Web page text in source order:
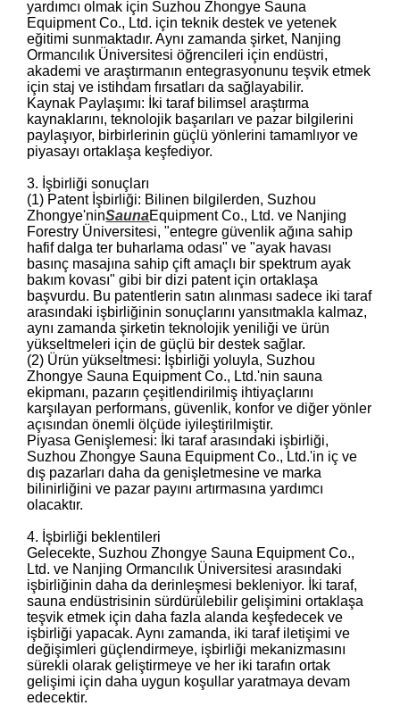
yardımcı olmak için Suzhou Zhongye Sauna
Equipment Co., Ltd. için teknik destek ve yetenek
eğitimi sunmaktadır. Aynı zamanda şirket, Nanjing
Ormancılık Üniversitesi öğrencileri için endüstri,
akademi ve araştırmanın entegrasyonunu teşvik etmek
için staj ve istihdam fırsatları da sağlayabilir.
Kaynak Paylaşımı: İki taraf bilimsel araştırma
kaynaklarını, teknolojik başarıları ve pazar bilgilerini
paylaşıyor, birbirlerinin güçlü yönlerini tamamlıyor ve
piyasayı ortaklaşa keşfediyor.
3. İşbirliği sonuçları
(1) Patent İşbirliği: Bilinen bilgilerden, Suzhou
Zhongye'ninSaunaEquipment Co., Ltd. ve Nanjing
Forestry Üniversitesi, "entegre güvenlik ağına sahip
hafif dalga ter buharlama odası" ve "ayak havası
basınç masajına sahip çift amaçlı bir spektrum ayak
bakım kovası" gibi bir dizi patent için ortaklaşa
başvurdu. Bu patentlerin satın alınması sadece iki taraf
arasındaki işbirliğinin sonuçlarını yansıtmakla kalmaz,
aynı zamanda şirketin teknolojik yeniliği ve ürün
yükseltmeleri için de güçlü bir destek sağlar.
(2) Ürün yükseltmesi: İşbirliği yoluyla, Suzhou
Zhongye Sauna Equipment Co., Ltd.'nin sauna
ekipmanı, pazarın çeşitlendirilmiş ihtiyaçlarını
karşılayan performans, güvenlik, konfor ve diğer yönler
açısından önemli ölçüde iyileştirilmiştir.
Piyasa Genişlemesi: İki taraf arasındaki işbirliği,
Suzhou Zhongye Sauna Equipment Co., Ltd.'in iç ve
dış pazarları daha da genişletmesine ve marka
bilinirliğini ve pazar payını artırmasına yardımcı
olacaktır.
4. İşbirliği beklentileri
Gelecekte, Suzhou Zhongye Sauna Equipment Co.,
Ltd. ve Nanjing Ormancılık Üniversitesi arasındaki
işbirliğinin daha da derinleşmesi bekleniyor. İki taraf,
sauna endüstrisinin sürdürülebilir gelişimini ortaklaşa
teşvik etmek için daha fazla alanda keşfedecek ve
işbirliği yapacak. Aynı zamanda, iki taraf iletişimi ve
değişimleri güçlendirmeye, işbirliği mekanizmasını
sürekli olarak geliştirmeye ve her iki tarafın ortak
gelişimi için daha uygun koşullar yaratmaya devam
edecektir.